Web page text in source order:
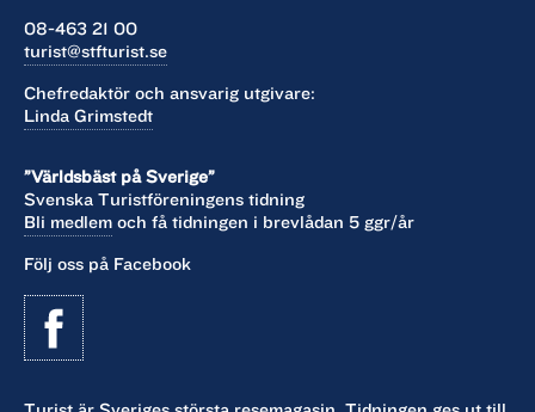
08-463 21 00
turist@stfturist.se
Chefredaktör och ansvarig utgivare:
Linda Grimstedt
”Världsbäst på Sverige”
Svenska Turistföreningens tidning
Bli medlem och få tidningen i brevlådan 5 ggr/år
Följ oss på Facebook